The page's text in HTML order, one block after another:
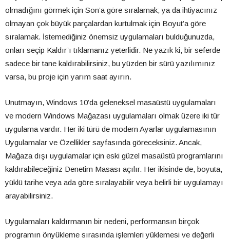
olmadığını görmek için Son’a göre sıralamak; ya da ihtiyacınız
olmayan çok büyük parçalardan kurtulmak için Boyut’a göre
sıralamak. İstemediğiniz önemsiz uygulamaları bulduğunuzda,
onları seçip Kaldır’ı tıklamanız yeterlidir. Ne yazık ki, bir seferde
sadece bir tane kaldırabilirsiniz, bu yüzden bir sürü yazılımınız
varsa, bu proje için yarım saat ayırın.
Unutmayın, Windows 10’da geleneksel masaüstü uygulamaları
ve modern Windows Mağazası uygulamaları olmak üzere iki tür
uygulama vardır. Her iki türü de modern Ayarlar uygulamasının
Uygulamalar ve Özellikler sayfasında göreceksiniz. Ancak,
Mağaza dışı uygulamalar için eski güzel masaüstü programlarını
kaldırabileceğiniz Denetim Masası açılır. Her ikisinde de, boyuta,
yüklü tarihe veya ada göre sıralayabilir veya belirli bir uygulamayı
arayabilirsiniz.
Uygulamaları kaldırmanın bir nedeni, performansın birçok
programın önyükleme sırasında işlemleri yüklemesi ve değerli